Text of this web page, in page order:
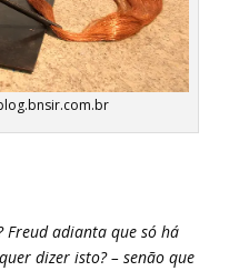
Freud adianta que só há
dizer isto? – senão que